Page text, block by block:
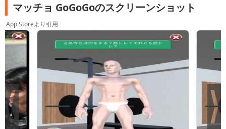
マッチョ GoGoGoのスクリーンショット
App Storeより引用